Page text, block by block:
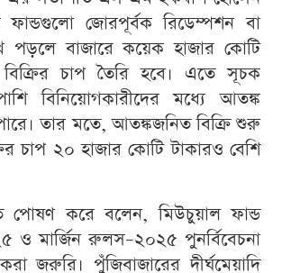
ফান্ডগুলো জোরপূর্বক রিডেম্পশন বা
পড়লে বাজারে কয়েক হাজার কোটি
বিক্রির চাপ তৈরি হবে। এতে সূচক
বিনিয়োগকারীদের মধ্যে আতঙ্ক
তার মতে, আতঙ্কজনিত বিক্রি শুরু
চাপ ২০ হাজার কোটি টাকারও বেশি
পোষণ করে বলেন, মিউচুয়াল ফান্ড
ও মার্জিন রুলস–২০২৫ পুনর্বিবেচনা
জরুরি। পুঁজিবাজারের দীর্ঘমেয়াদি